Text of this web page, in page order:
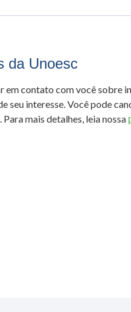
da Unoesc
em contato com você sobre
seu interesse. Você pode
mais detalhes, leia nossa